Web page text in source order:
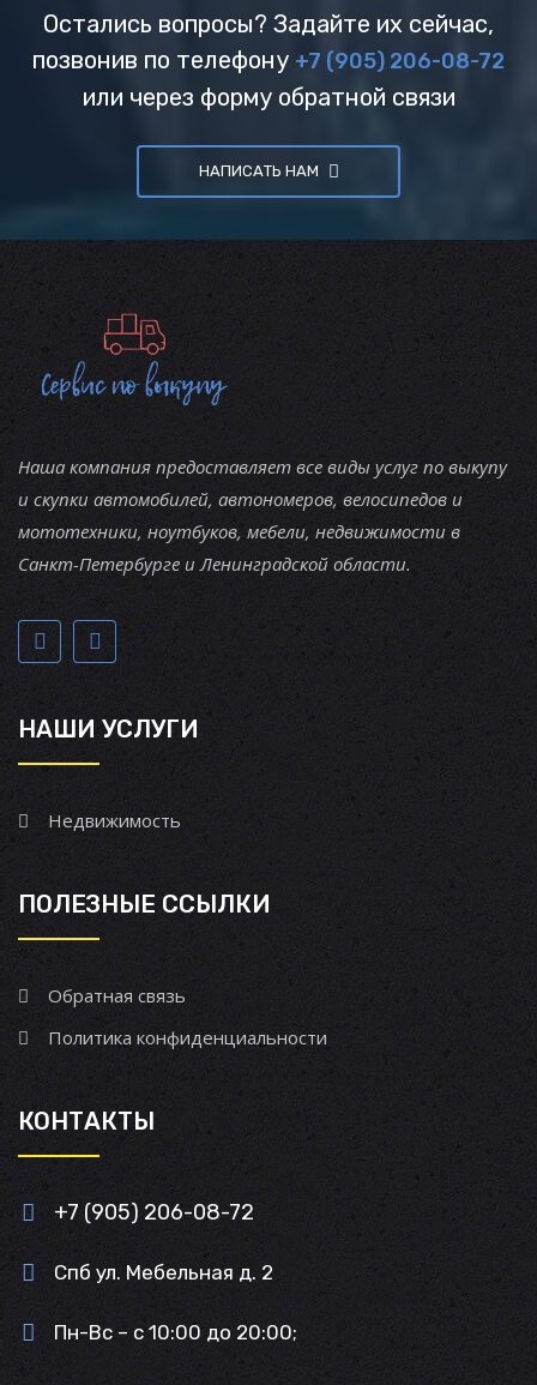
Остались вопросы? Задайте их сейчас,
позвонив по телефону +7 (905) 206-08-72
или через форму обратной связи
НАПИСАТЬ НАМ
Наша компания предоставляет все виды услуг по выкупу
и скупки автомобилей, автономеров, велосипедов и
мототехники, ноутбуков, мебели, недвижимости в
Санкт-Петербурге и Ленинградской области.
НАШИ УСЛУГИ
Недвижимость
ПОЛЕЗНЫЕ ССЫЛКИ
Обратная связь
Политика конфиденциальности
КОНТАКТЫ
+7 (905) 206-08-72
Спб ул. Мебельная д. 2
Пн-Вс – с 10:00 до 20:00;